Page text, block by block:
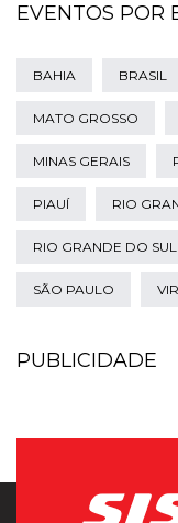
EVENTOS POR
BAHIA BRASIL
MATO GROSSO
MINAS GERAIS
PIAUÍ RIO
RIO GRANDE DO SUL
SÃO PAULO
PUBLICIDADE